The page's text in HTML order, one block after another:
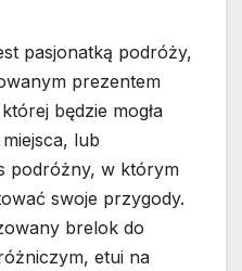
pasjonatką podróży,
prezentem
będzie mogła
lub
podróżny, w którym
swoje przygody.
brelok do
etui na